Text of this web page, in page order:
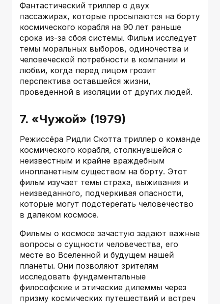
Фантастический триллер о двух
пассажирах, которые просыпаются на борту
космического корабля на 90 лет раньше
срока из-за сбоя системы. Фильм исследует
темы моральных выборов, одиночества и
человеческой потребности в компании и
любви, когда перед лицом грозит
перспектива оставшейся жизни,
проведенной в изоляции от других людей.
7. «Чужой» (1979)
Режиссёра Ридли Скотта триллер о команде
космического корабля, столкнувшейся с
неизвестным и крайне враждебным
инопланетным существом на борту. Этот
фильм изучает темы страха, выживания и
неизведанного, подчеркивая опасности,
которые могут подстерегать человечество
в далеком космосе.
Фильмы о космосе зачастую задают важные
вопросы о сущности человечества, его
месте во Вселенной и будущем нашей
планеты. Они позволяют зрителям
исследовать фундаментальные
философские и этические дилеммы через
призму космических путешествий и встреч